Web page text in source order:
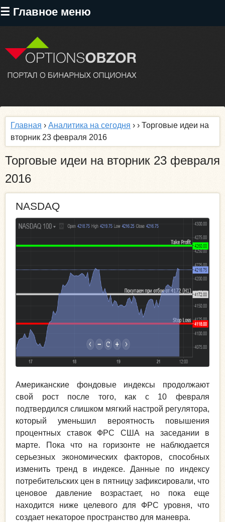
☰ Главное меню
Перейти
содержанию
Главная › Аналитика на сегодня › › Торговые идеи на
вторник 23 февраля 2016
Торговые идеи на вторник 23 февраля
2016
NASDAQ
Американские фондовые индексы продолжают
свой рост после того, как с 10 февраля
подтвердился слишком мягкий настрой регулятора,
который уменьшил вероятность повышения
процентных ставок ФРС США на заседании в
марте. Пока что на горизонте не наблюдается
серьезных экономических факторов, способных
изменить тренд в индексе. Данные по индексу
потребительских цен в пятницу зафиксировали, что
ценовое давление возрастает, но пока еще
находится ниже целевого для ФРС уровня, что
создает некаторое пространство для маневра.